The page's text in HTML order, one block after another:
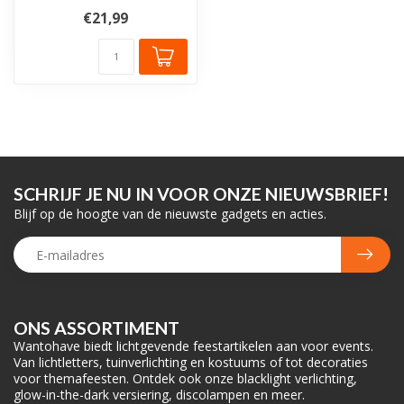
€21,99
ONS ASSORTIMENT
Wantohave biedt lichtgevende feestartikelen aan voor events.
Van lichtletters, tuinverlichting en kostuums of tot decoraties
voor themafeesten. Ontdek ook onze blacklight verlichting,
glow-in-the-dark versiering, discolampen en meer.
SCHRIJF JE NU IN VOOR ONZE NIEUWSBRIEF!
Blijf op de hoogte van de nieuwste gadgets en acties.